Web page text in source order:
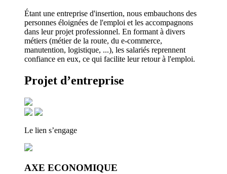
Étant une entreprise d'insertion, nous embauchons des
personnes éloignées de l'emploi et les accompagnons
dans leur projet professionnel. En formant à divers
métiers (métier de la route, du e-commerce,
manutention, logistique, ...), les salariés reprennent
confiance en eux, ce qui facilite leur retour à l'emploi.
Projet d’entreprise
Le lien s’engage
AXE ECONOMIQUE